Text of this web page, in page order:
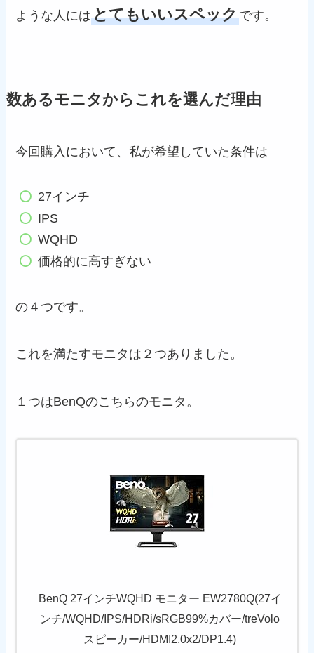
ような人にはとてもいいスペックです。
数あるモニタからこれを選んだ理由
今回購入において、私が希望していた条件は
27インチ
IPS
WQHD
価格的に高すぎない
の４つです。
これを満たすモニタは２つありました。
１つはBenQのこちらのモニタ。
BenQ 27インチWQHD モニター EW2780Q(27イ
ンチ/WQHD/IPS/HDRi/sRGB99%カバー/treVolo
スピーカー/HDMI2.0x2/DP1.4)